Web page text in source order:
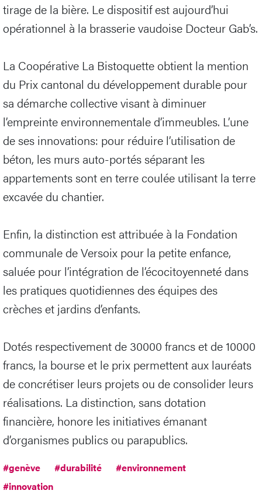
tirage de la bière. Le dispositif est aujourd’hui
opérationnel à la brasserie vaudoise Docteur Gab’s.
La Coopérative La Bistoquette obtient la mention
du Prix cantonal du développement durable pour
sa démarche collective visant à diminuer
l’empreinte environnementale d’immeubles. L’une
de ses innovations: pour réduire l’utilisation de
béton, les murs auto-portés séparant les
appartements sont en terre coulée utilisant la terre
excavée du chantier.
Enfin, la distinction est attribuée à la Fondation
communale de Versoix pour la petite enfance,
saluée pour l’intégration de l’écocitoyenneté dans
les pratiques quotidiennes des équipes des
crèches et jardins d’enfants.
Dotés respectivement de 30000 francs et de 10000
francs, la bourse et le prix permettent aux lauréats
de concrétiser leurs projets ou de consolider leurs
réalisations. La distinction, sans dotation
financière, honore les initiatives émanant
d’organismes publics ou parapublics.
#genève #durabilité
#environnement
#innovation